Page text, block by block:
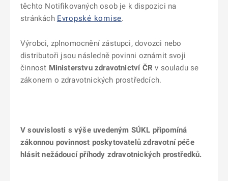
těchto Notifikovaných osob je k dispozici na
stránkách Evropské komise.
Výrobci, zplnomocnění zástupci, dovozci nebo
distributoři jsou následně povinni oznámit svoji
činnost Ministerstvu zdravotnictví ČR v souladu se
zákonem o zdravotnických prostředcích.
V souvislosti s výše uvedeným SÚKL připomíná
zákonnou povinnost poskytovatelů zdravotní péče
hlásit nežádoucí příhody zdravotnických prostředků.